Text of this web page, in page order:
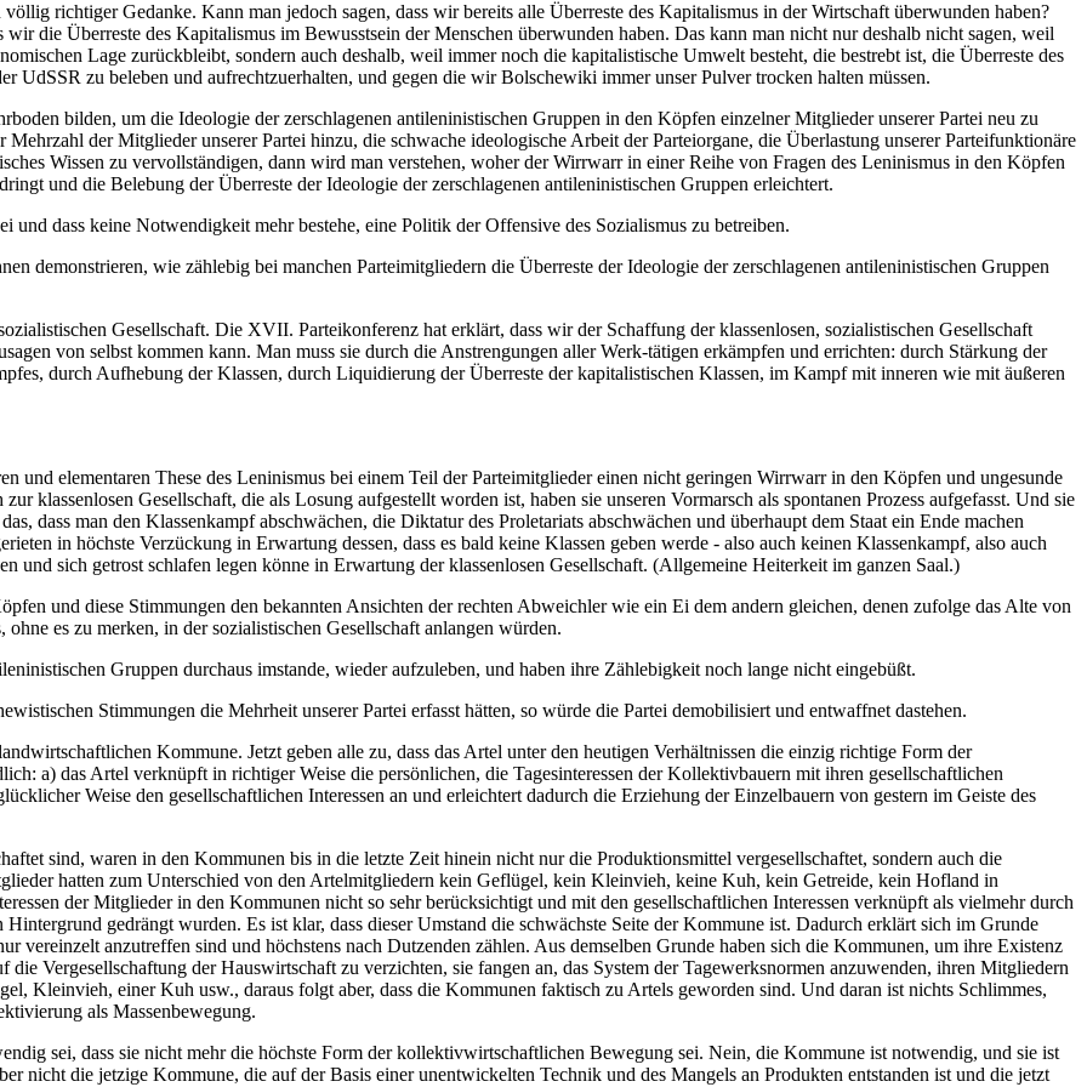
richtiger Gedanke. Kann man jedoch sagen, dass wir bereits alle Überreste des Kapitalismus in der Wirtschaft überwunden haben?
die Überreste des Kapitalismus im Bewusstsein der Menschen überwunden haben. Das kann man nicht nur deshalb nicht sagen, weil
Lage zurückbleibt, sondern auch deshalb, weil immer noch die kapitalistische Umwelt besteht, die bestrebt ist, die Überreste des
UdSSR zu beleben und aufrechtzuerhalten, und gegen die wir Bolschewiki immer unser Pulver trocken halten müssen.
bilden, um die Ideologie der zerschlagenen antileninistischen Gruppen in den Köpfen einzelner Mitglieder unserer Partei neu zu
der Mitglieder unserer Partei hinzu, die schwache ideologische Arbeit der Parteiorgane, die Überlastung unserer Parteifunktionäre
Wissen zu vervollständigen, dann wird man verstehen, woher der Wirrwarr in einer Reihe von Fragen des Leninismus in den Köpfen
und die Belebung der Überreste der Ideologie der zerschlagenen antileninistischen Gruppen erleichtert.
und dass keine Notwendigkeit mehr bestehe, eine Politik der Offensive des Sozialismus zu betreiben.
demonstrieren, wie zählebig bei manchen Parteimitgliedern die Überreste der Ideologie der zerschlagenen antileninistischen Gruppen
Gesellschaft. Die XVII. Parteikonferenz hat erklärt, dass wir der Schaffung der klassenlosen, sozialistischen Gesellschaft
von selbst kommen kann. Man muss sie durch die Anstrengungen aller Werk-tätigen erkämpfen und errichten: durch Stärkung der
durch Aufhebung der Klassen, durch Liquidierung der Überreste der kapitalistischen Klassen, im Kampf mit inneren wie mit äußeren
und elementaren These des Leninismus bei einem Teil der Parteimitglieder einen nicht geringen Wirrwarr in den Köpfen und ungesunde
klassenlosen Gesellschaft, die als Losung aufgestellt worden ist, haben sie unseren Vormarsch als spontanen Prozess aufgefasst. Und sie
dass man den Klassenkampf abschwächen, die Diktatur des Proletariats abschwächen und überhaupt dem Staat ein Ende machen
in höchste Verzückung in Erwartung dessen, dass es bald keine Klassen geben werde - also auch keinen Klassenkampf, also auch
und sich getrost schlafen legen könne in Erwartung der klassenlosen Gesellschaft. (Allgemeine Heiterkeit im ganzen Saal.)
und diese Stimmungen den bekannten Ansichten der rechten Abweichler wie ein Ei dem andern gleichen, denen zufolge das Alte von
es zu merken, in der sozialistischen Gesellschaft anlangen würden.
Gruppen durchaus imstande, wieder aufzuleben, und haben ihre Zählebigkeit noch lange nicht eingebüßt.
Stimmungen die Mehrheit unserer Partei erfasst hätten, so würde die Partei demobilisiert und entwaffnet dastehen.
Kommune. Jetzt geben alle zu, dass das Artel unter den heutigen Verhältnissen die einzig richtige Form der
a) das Artel verknüpft in richtiger Weise die persönlichen, die Tagesinteressen der Kollektivbauern mit ihren gesellschaftlichen
Weise den gesellschaftlichen Interessen an und erleichtert dadurch die Erziehung der Einzelbauern von gestern im Geiste des
sind, waren in den Kommunen bis in die letzte Zeit hinein nicht nur die Produktionsmittel vergesellschaftet, sondern auch die
hatten zum Unterschied von den Artelmitgliedern kein Geflügel, kein Kleinvieh, keine Kuh, kein Getreide, kein Hofland in
der Mitglieder in den Kommunen nicht so sehr berücksichtigt und mit den gesellschaftlichen Interessen verknüpft als vielmehr durch
gedrängt wurden. Es ist klar, dass dieser Umstand die schwächste Seite der Kommune ist. Dadurch erklärt sich im Grunde
vereinzelt anzutreffen sind und höchstens nach Dutzenden zählen. Aus demselben Grunde haben sich die Kommunen, um ihre Existenz
die Vergesellschaftung der Hauswirtschaft zu verzichten, sie fangen an, das System der Tagewerksnormen anzuwenden, ihren Mitgliedern
Kleinvieh, einer Kuh usw., daraus folgt aber, dass die Kommunen faktisch zu Artels geworden sind. Und daran ist nichts Schlimmes,
als Massenbewegung.
sei, dass sie nicht mehr die höchste Form der kollektivwirtschaftlichen Bewegung sei. Nein, die Kommune ist notwendig, und sie ist
nicht die jetzige Kommune, die auf der Basis einer unentwickelten Technik und des Mangels an Produkten entstanden ist und die jetzt